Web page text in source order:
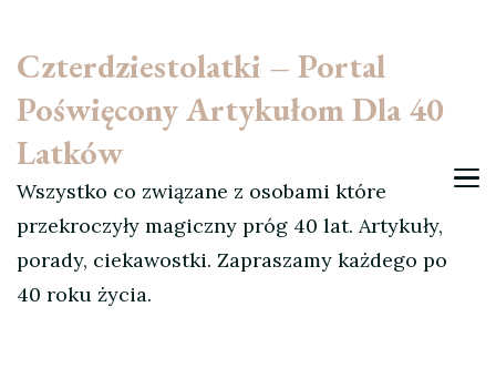
Czterdziestolatki – Portal
Poświęcony Artykułom Dla 40
Latków
Wszystko co związane z osobami które
przekroczyły magiczny próg 40 lat. Artykuły,
porady, ciekawostki. Zapraszamy każdego po
40 roku życia.